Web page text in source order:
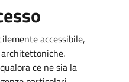
accessibile,
ce ne sia la